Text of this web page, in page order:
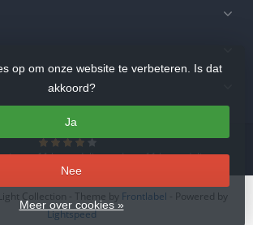
van11beoordelingen.Lees 11 beoordelingen
op om onze website te verbeteren. Is dat
akkoord?
Ja
Nee
Meer over cookies »
Collection - Theme by Frontlabel - Powered by
Lightspeed